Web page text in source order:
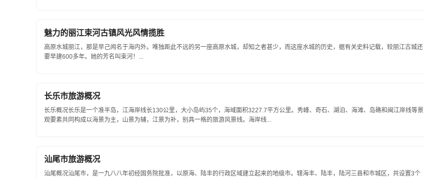
魅力的丽江束河古镇风光风情揽胜
高原水城丽江，那是早己闻名于海内外。唯独距此不远的另一座高原水城，却知之者甚少，而这座水城的历史，据有关史料记载，较丽江古城还
要早建600多年。她的芳名叫束河！...
长乐市旅游概况
长乐概况长乐是一个准半岛，江海岸线长130公里，大小岛屿35个，海域面积3227.7平方公里。秀峰、奇石、湖泊、海滩、岛礁和闽江岸线等景
观要素共同构成以海景为主，山景为辅，江景为补，别具一格的旅游风景线。海岸线...
汕尾市旅游概况
汕尾概况汕尾市，是一九八八年初经国务院批准，以原海、陆丰的行政区域建立起来的地级市。辖海丰、陆丰，陆河三县和市城区，共设置3个